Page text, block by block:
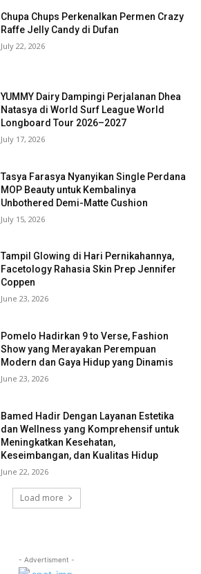
Chupa Chups Perkenalkan Permen Crazy
Raffe Jelly Candy di Dufan
July 22, 2026
YUMMY Dairy Dampingi Perjalanan Dhea
Natasya di World Surf League World
Longboard Tour 2026–2027
July 17, 2026
Tasya Farasya Nyanyikan Single Perdana
MOP Beauty untuk Kembalinya
Unbothered Demi-Matte Cushion
July 15, 2026
Tampil Glowing di Hari Pernikahannya,
Facetology Rahasia Skin Prep Jennifer
Coppen
June 23, 2026
Pomelo Hadirkan 9 to Verse, Fashion
Show yang Merayakan Perempuan
Modern dan Gaya Hidup yang Dinamis
June 23, 2026
Bamed Hadir Dengan Layanan Estetika
dan Wellness yang Komprehensif untuk
Meningkatkan Kesehatan,
Keseimbangan, dan Kualitas Hidup
June 22, 2026
Load more
- Advertisment -